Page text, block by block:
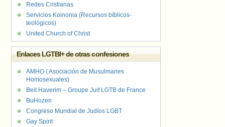
Redes Cristianas
Servicios Koinonia (Recursos bíblicos-
teológicos)
United Church of Christ
Enlaces LGTBI+ de otras confesiones
AMHO ( Asociación de Musulmanes
Homosexuales)
Beit Haverim – Groupe Juif LGTB de France
BuHozen
Congreso Mundial de Judíos LGBT
Gay Spirit